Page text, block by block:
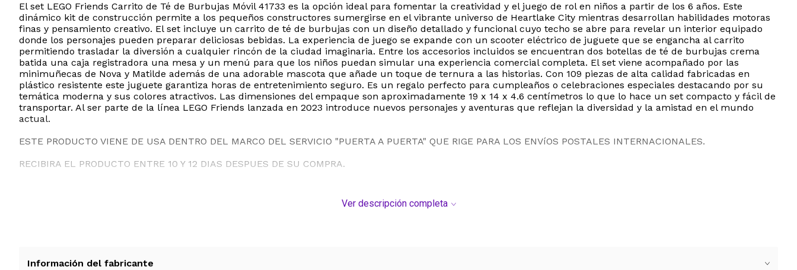
El set LEGO Friends Carrito de Té de Burbujas Móvil 41733 es la opción ideal para fomentar la creatividad y el juego de rol en niños a partir de los 6 años. Este
dinámico kit de construcción permite a los pequeños constructores sumergirse en el vibrante universo de Heartlake City mientras desarrollan habilidades motoras
finas y pensamiento creativo. El set incluye un carrito de té de burbujas con un diseño detallado y funcional cuyo techo se abre para revelar un interior equipado
donde los personajes pueden preparar deliciosas bebidas. La experiencia de juego se expande con un scooter eléctrico de juguete que se engancha al carrito
permitiendo trasladar la diversión a cualquier rincón de la ciudad imaginaria. Entre los accesorios incluidos se encuentran dos botellas de té de burbujas crema
batida una caja registradora una mesa y un menú para que los niños puedan simular una experiencia comercial completa. El set viene acompañado por las
minimuñecas de Nova y Matilde además de una adorable mascota que añade un toque de ternura a las historias. Con 109 piezas de alta calidad fabricadas en
plástico resistente este juguete garantiza horas de entretenimiento seguro. Es un regalo perfecto para cumpleaños o celebraciones especiales destacando por su
temática moderna y sus colores atractivos. Las dimensiones del empaque son aproximadamente 19 x 14 x 4.6 centímetros lo que lo hace un set compacto y fácil de
transportar. Al ser parte de la línea LEGO Friends lanzada en 2023 introduce nuevos personajes y aventuras que reflejan la diversidad y la amistad en el mundo
actual.
ESTE PRODUCTO VIENE DE USA DENTRO DEL MARCO DEL SERVICIO "PUERTA A PUERTA" QUE RIGE PARA LOS ENVíOS POSTALES INTERNACIONALES.
RECIBIRA EL PRODUCTO ENTRE 10 Y 12 DIAS DESPUES DE SU COMPRA.
Ver descripción completa
Información del fabricante